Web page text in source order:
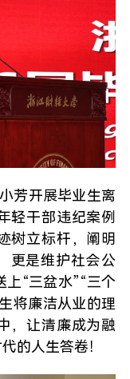
芳开展毕业生离
轻干部违纪案例
树立标杆，阐明
更是维护社会公
“三盆水”“三个
将廉洁从业的理
，让清廉成为融
的人生答卷！